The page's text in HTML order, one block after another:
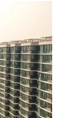
만 원 이하 자
정 기준과 서류
순화 (선정 기
원 수' 삭제 '청
만 반영 온라
온라인으로 제
기우편 제출
가 공급 가구